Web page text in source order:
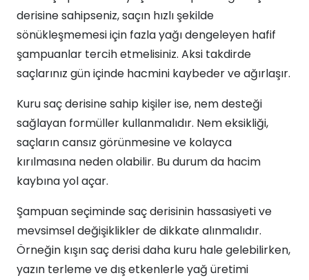
derisine sahipseniz, saçın hızlı şekilde
sönükleşmemesi için fazla yağı dengeleyen hafif
şampuanlar tercih etmelisiniz. Aksi takdirde
saçlarınız gün içinde hacmini kaybeder ve ağırlaşır.
Kuru saç derisine sahip kişiler ise, nem desteği
sağlayan formüller kullanmalıdır. Nem eksikliği,
saçların cansız görünmesine ve kolayca
kırılmasına neden olabilir. Bu durum da hacim
kaybına yol açar.
Şampuan seçiminde saç derisinin hassasiyeti ve
mevsimsel değişiklikler de dikkate alınmalıdır.
Örneğin kışın saç derisi daha kuru hale gelebilirken,
yazın terleme ve dış etkenlerle yağ üretimi